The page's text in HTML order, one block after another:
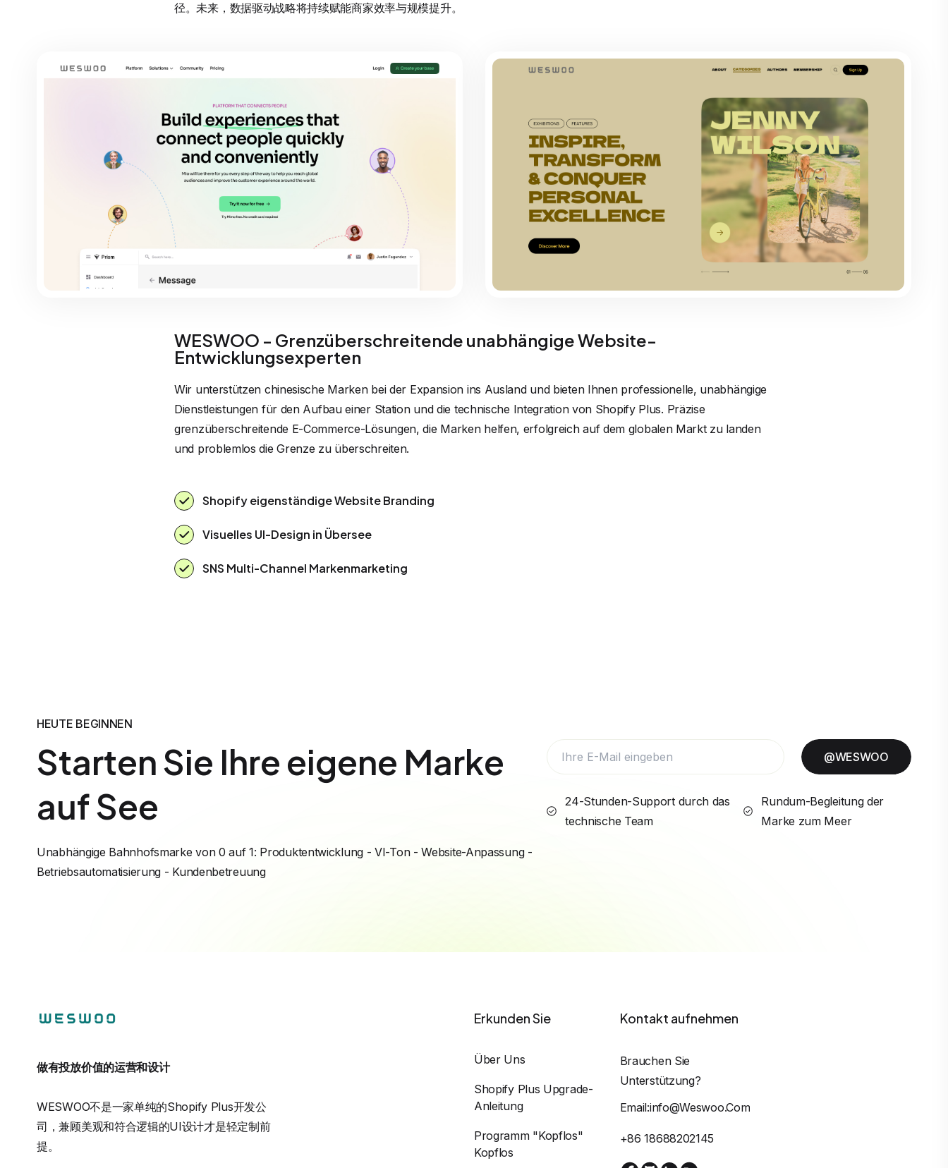
径。未来，数据驱动战略将持续赋能商家效率与规模提升。
WESWOO - Grenzüberschreitende unabhängige Website-
Entwicklungsexperten
Wir unterstützen chinesische Marken bei der Expansion ins Ausland und bieten Ihnen professionelle, unabhängige
Dienstleistungen für den Aufbau einer Station und die technische Integration von Shopify Plus. Präzise
grenzüberschreitende E-Commerce-Lösungen, die Marken helfen, erfolgreich auf dem globalen Markt zu landen
und problemlos die Grenze zu überschreiten.
Shopify eigenständige Website Branding
Visuelles UI-Design in Übersee
SNS Multi-Channel Markenmarketing
HEUTE BEGINNEN
Starten Sie Ihre eigene Marke
auf See
Unabhängige Bahnhofsmarke von 0 auf 1: Produktentwicklung - VI-Ton - Website-Anpassung -
Betriebsautomatisierung - Kundenbetreuung
@WESWOO
24-Stunden-Support durch das
technische Team
Rundum-Begleitung der
Marke zum Meer
做有投放价值的运营和设计
WESWOO不是一家单纯的Shopify Plus开发公
司，兼顾美观和符合逻辑的UI设计才是轻定制前
提。
Erkunden Sie
Über Uns
Shopify Plus Upgrade-
Anleitung
Programm "Kopflos"
Kopflos
Kontakt aufnehmen
Brauchen Sie
Unterstützung?
Email:info@weswoo.com
+86 18688202145